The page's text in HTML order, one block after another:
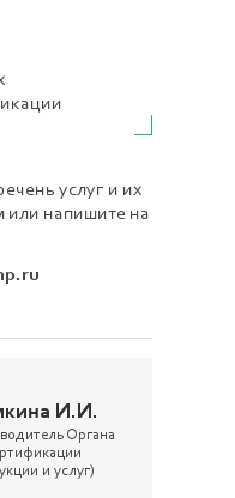
услуг и их
или напишите на
И.И.
Органа
и услуг)